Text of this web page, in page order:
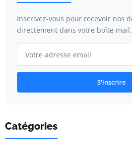
Inscrivez-vous pour recevoir nos
directement dans votre boîte mail.
S'inscrire
Catégories